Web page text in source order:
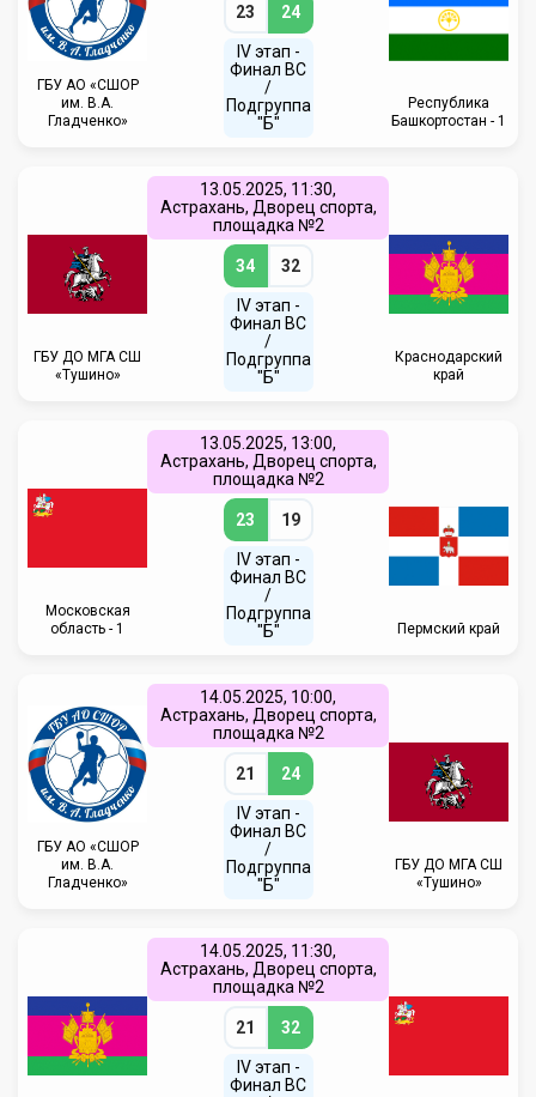
ГБУ АО «СШОР
им. В.А.
Гладченко»
23 24
IV этап -
Финал ВС
/
Подгруппа
"Б"
Республика
Башкортостан - 1
ГБУ ДО МГА СШ
«Тушино»
13.05.2025, 11:30,
Астрахань, Дворец спорта,
площадка №2
34 32
IV этап -
Финал ВС
/
Подгруппа
"Б"
Краснодарский
край
Московская
область - 1
13.05.2025, 13:00,
Астрахань, Дворец спорта,
площадка №2
23 19
IV этап -
Финал ВС
/
Подгруппа
"Б"
Пермский край
ГБУ АО «СШОР
им. В.А.
Гладченко»
14.05.2025, 10:00,
Астрахань, Дворец спорта,
площадка №2
21 24
IV этап -
Финал ВС
/
Подгруппа
"Б"
ГБУ ДО МГА СШ
«Тушино»
14.05.2025, 11:30,
Астрахань, Дворец спорта,
площадка №2
21 32
IV этап -
Финал ВС